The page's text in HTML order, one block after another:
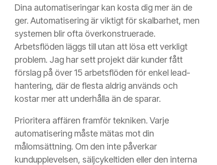
Dina automatiseringar kan kosta dig mer än de
ger. Automatisering är viktigt för skalbarhet, men
systemen blir ofta överkonstruerade.
Arbetsflöden läggs till utan att lösa ett verkligt
problem. Jag har sett projekt där kunder fått
förslag på över 15 arbetsflöden för enkel lead-
hantering, där de flesta aldrig används och
kostar mer att underhålla än de sparar.
Prioritera affären framför tekniken. Varje
automatisering måste mätas mot din
målomsättning. Om den inte påverkar
kundupplevelsen, säljcykeltiden eller den interna